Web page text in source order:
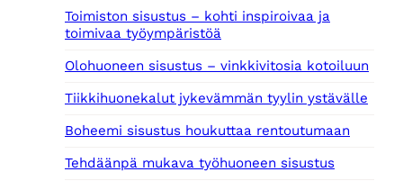
Toimiston sisustus – kohti inspiroivaa ja
toimivaa työympäristöä
Olohuoneen sisustus – vinkkivitosia kotoiluun
Tiikkihuonekalut jykevämmän tyylin ystävälle
Boheemi sisustus houkuttaa rentoutumaan
Tehdäänpä mukava työhuoneen sisustus